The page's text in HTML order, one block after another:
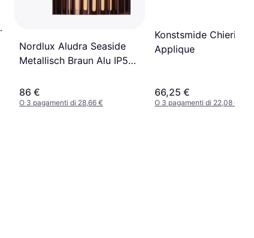
Nordlux Aludra Seaside
Metallisch Braun Alu IP54
86 €
O 3 pagamenti di 28,66 €
Konstsmide Chieri
Applique
66,25 €
O 3 pagamenti di 22,08 €